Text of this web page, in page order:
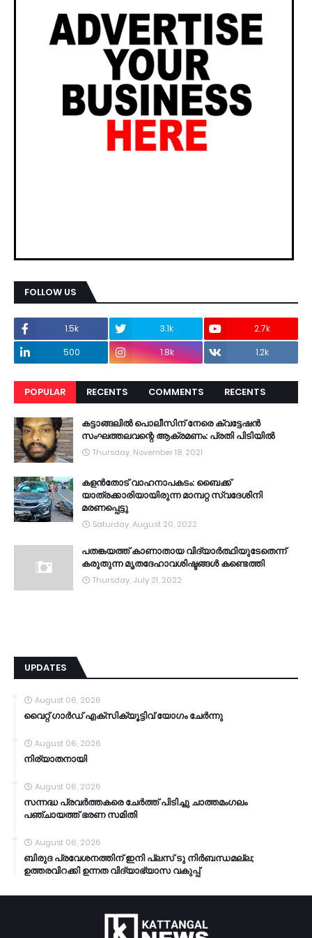
FOLLOW US
1.5k 3.1k
2.7k
500
1.8k 1.2k
POPULAR RECENTS COMMENTS RECENTS
കട്ടാങ്ങലിൽ പൊലീസിന് നേരെ ക്വട്ടേഷൻ
സംഘത്തലവന്റെ ആക്രമണം: പ്രതി പിടിയിൽ
Thursday, November 18, 2021
കളൻതോട് വാഹനാപകടം: ബൈക്ക്
യാത്രക്കാരിയായിരുന്ന മാമ്പറ്റ സ്വദേശിനി
മരണപ്പെട്ടു
Saturday, August 20, 2022
പതങ്കയത്ത് കാണാതായ വിദ്യാർത്ഥിയുടേതെന്ന്
കരുതുന്ന മൃതദേഹാവശിഷ്ടങ്ങൾ കണ്ടെത്തി
Thursday, July 21, 2022
UPDATES
August 06, 2026
വൈറ്റ് ഗാർഡ് എക്സിക്യൂട്ടിവ് യോഗം ചേർന്നു
August 06, 2026
നിര്യാതനായി
August 06, 2026
സന്നദ്ധ പ്രവർത്തകരെ ചേർത്ത് പിടിച്ചു ചാത്തമംഗലം
പഞ്ചായത്ത്‌ ഭരണ സമിതി
August 06, 2026
ബിരുദ പ്രവേശനത്തിന് ഇനി പ്ലസ് ടു നിർബന്ധമല്ല;
ഉത്തരവിറക്കി ഉന്നത വിദ്യാഭ്യാസ വകുപ്പ്